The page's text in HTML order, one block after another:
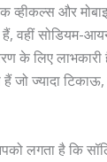
व्हीकल्स और
हैं, वहीं सोडियम-
के लिए
जो ज्यादा
लगता है कि